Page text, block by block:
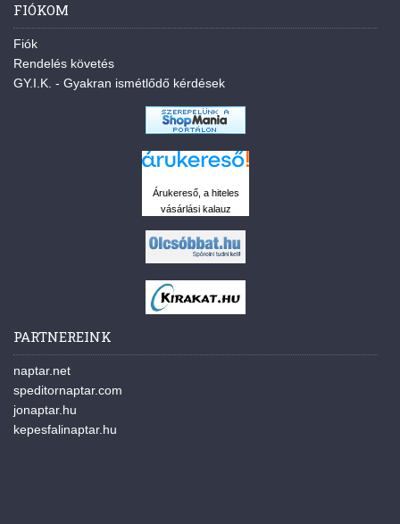
FIÓKOM
Fiók
Rendelés követés
GY.I.K. - Gyakran ismétlődő kérdések
Árukereső, a hiteles
vásárlási kalauz
PARTNEREINK
naptar.net
speditornaptar.com
jonaptar.hu
kepesfalinaptar.hu